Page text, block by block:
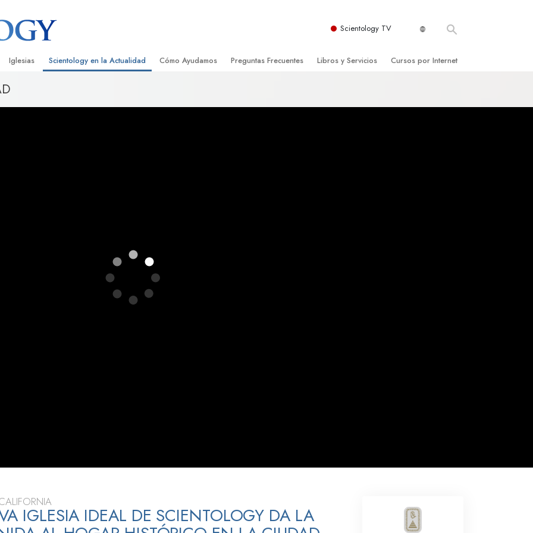
Scientology TV
Iglesias
Encontrar una Iglesia
Scientology en la Actualidad Cómo Ayudamos Preguntas Frecuentes Libros y Servicios Cursos por Internet
La Tecnología de Estudio
IGLESIA IDEAL DE SCIENTOLOGY DA LA